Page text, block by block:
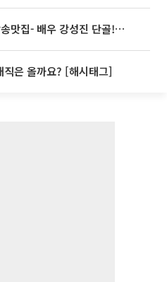
'2TV 생생정보' 오늘방송맛집- 배우 강성진 단골! 쌀국수ㆍ푸팟퐁 커리 맛집 '블○○○'
은 올까요? [해시태그]